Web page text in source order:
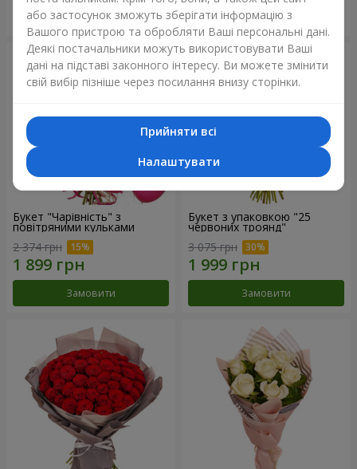
Замовити Замовити
Букет "Чарівність" з
повітряними кульками
2 374 грн
Замовити
Букет з упаковкою "25
червоних троянд"
3 075 грн
Замовити
або застосунок зможуть зберігати інформацію з
Вашого пристрою та обробляти Ваші персональні дані.
Деякі постачальники можуть використовувати Ваші
дані на підставі законного інтересу. Ви можете змінити
свій вибір пізніше через посилання внизу сторінки.
Прийняти всі
Налаштувати